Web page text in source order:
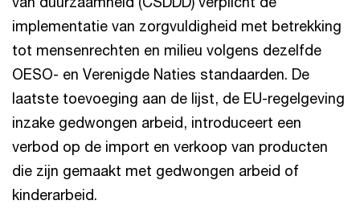
implementatie van zorgvuldigheid met betrekking
tot mensenrechten en milieu volgens dezelfde
OESO- en Verenigde Naties standaarden. De
laatste toevoeging aan de lijst, de EU-regelgeving
inzake gedwongen arbeid, introduceert een
verbod op de import en verkoop van producten
die zijn gemaakt met gedwongen arbeid of
kinderarbeid.